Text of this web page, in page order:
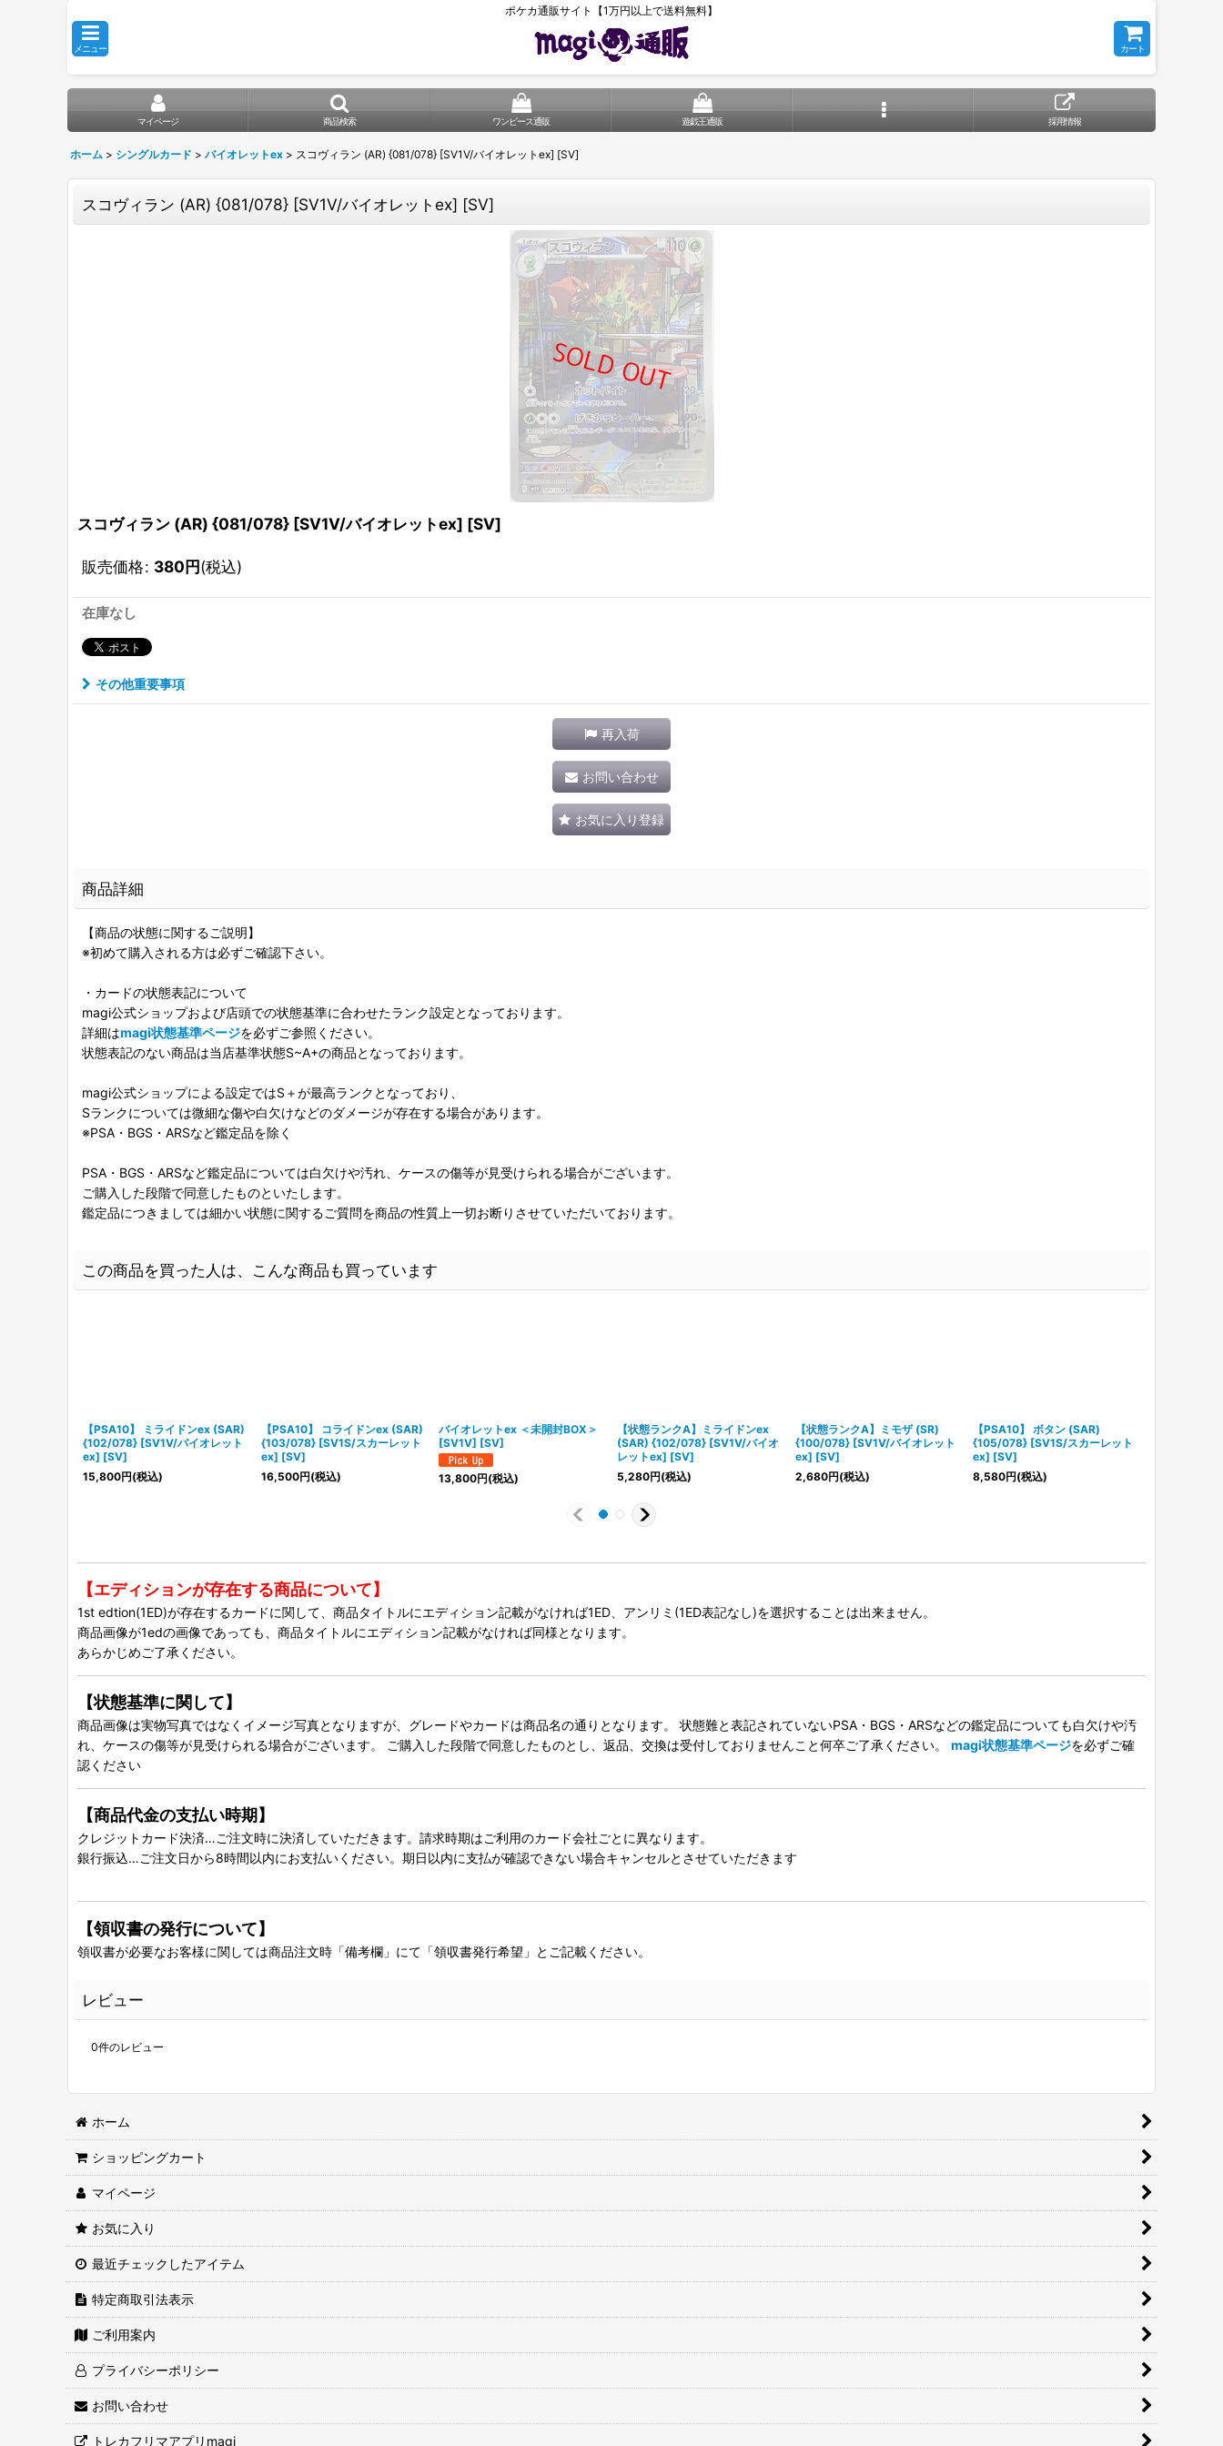
ポケカ通販サイト【1万円以上で送料無料】
メニュー カート
マイページ 商品検索 ワンピース通販 遊戯王通販 採用情報
ホーム > シングルカード > バイオレットex > スコヴィラン (AR) {081/078} [SV1V/バイオレットex] [SV]
スコヴィラン (AR) {081/078} [SV1V/バイオレットex] [SV]
スコヴィラン (AR) {081/078} [SV1V/バイオレットex] [SV]
販売価格: 380円(税込)
在庫なし
その他重要事項
再入荷
お問い合わせ
お気に入り登録
商品詳細
【商品の状態に関するご説明】
※初めて購入される方は必ずご確認下さい。
・カードの状態表記について
magi公式ショップおよび店頭での状態基準に合わせたランク設定となっております。
詳細はmagi状態基準ページを必ずご参照ください。
状態表記のない商品は当店基準状態S~A+の商品となっております。
magi公式ショップによる設定ではS＋が最高ランクとなっており、
Sランクについては微細な傷や白欠けなどのダメージが存在する場合があります。
※PSA・BGS・ARSなど鑑定品を除く
PSA・BGS・ARSなど鑑定品については白欠けや汚れ、ケースの傷等が見受けられる場合がございます。
ご購入した段階で同意したものといたします。
鑑定品につきましては細かい状態に関するご質問を商品の性質上一切お断りさせていただいております。
この商品を買った人は、こんな商品も買っています
【PSA10】 ミライドンex (SAR)
{102/078} [SV1V/バイオレット
ex] [SV]
15,800円(税込)
【PSA10】 コライドンex (SAR)
{103/078} [SV1S/スカーレット
ex] [SV]
16,500円(税込)
バイオレットex ＜未開封BOX＞
[SV1V] [SV]
13,800円(税込)
【状態ランクA】ミライドンex
(SAR) {102/078} [SV1V/バイオ
レットex] [SV]
5,280円(税込)
【状態ランクA】ミモザ (SR)
{100/078} [SV1V/バイオレット
ex] [SV]
2,680円(税込)
【PSA10】 ボタン (SAR)
{105/078} [SV1S/スカーレット
ex] [SV]
8,580円(税込)
【エディションが存在する商品について】
1st edtion(1ED)が存在するカードに関して、商品タイトルにエディション記載がなければ1ED、アンリミ(1ED表記なし)を選択することは出来ません。
商品画像が1edの画像であっても、商品タイトルにエディション記載がなければ同様となります。
あらかじめご了承ください。
【状態基準に関して】
商品画像は実物写真ではなくイメージ写真となりますが、グレードやカードは商品名の通りとなります。 状態難と表記されていないPSA・BGS・ARSなどの鑑定品についても白欠けや汚
れ、ケースの傷等が見受けられる場合がございます。 ご購入した段階で同意したものとし、返品、交換は受付しておりませんこと何卒ご了承ください。 magi状態基準ページを必ずご確
認ください
【商品代金の支払い時期】
クレジットカード決済…ご注文時に決済していただきます。請求時期はご利用のカード会社ごとに異なります。
銀行振込…ご注文日から8時間以内にお支払いください。期日以内に支払が確認できない場合キャンセルとさせていただきます
【領収書の発行について】
領収書が必要なお客様に関しては商品注文時「備考欄」にて「領収書発行希望」とご記載ください。
レビュー
0件のレビュー
ホーム
ショッピングカート
マイページ
お気に入り
最近チェックしたアイテム
特定商取引法表示
ご利用案内
プライバシーポリシー
お問い合わせ
トレカフリマアプリmagi